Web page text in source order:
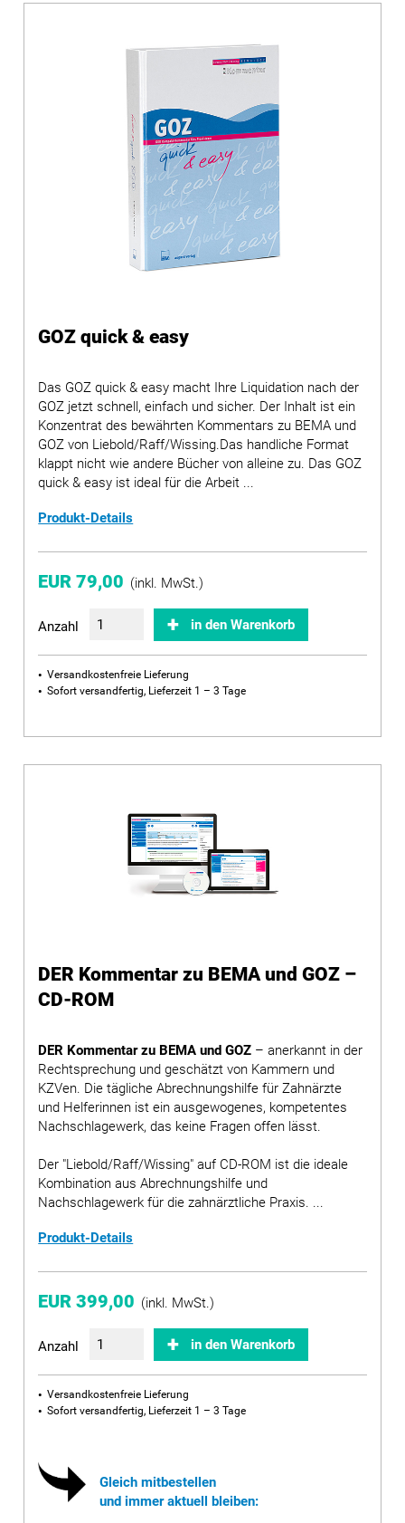
GOZ quick & easy
Das GOZ quick & easy macht Ihre Liquidation nach der
GOZ jetzt schnell, einfach und sicher. Der Inhalt ist ein
Konzentrat des bewährten Kommentars zu BEMA und
GOZ von Liebold/Raff/Wissing.Das handliche Format
klappt nicht wie andere Bücher von alleine zu. Das GOZ
quick & easy ist ideal für die Arbeit ...
Produkt-Details
EUR 79,00 (inkl. MwSt.)
Anzahl in den Warenkorb
Versandkostenfreie Lieferung
Sofort versandfertig, Lieferzeit 1 – 3 Tage
DER Kommentar zu BEMA und GOZ –
CD-ROM
DER Kommentar zu BEMA und GOZ – anerkannt in der
Rechtsprechung und geschätzt von Kammern und
KZVen. Die tägliche Abrechnungshilfe für Zahnärzte
und Helferinnen ist ein ausgewogenes, kompetentes
Nachschlagewerk, das keine Fragen offen lässt.
Der "Liebold/Raff/Wissing" auf CD-ROM ist die ideale
Kombination aus Abrechnungshilfe und
Nachschlagewerk für die zahnärztliche Praxis. ...
Produkt-Details
EUR 399,00 (inkl. MwSt.)
Anzahl in den Warenkorb
Versandkostenfreie Lieferung
Sofort versandfertig, Lieferzeit 1 – 3 Tage
Gleich mitbestellen
und immer aktuell bleiben: